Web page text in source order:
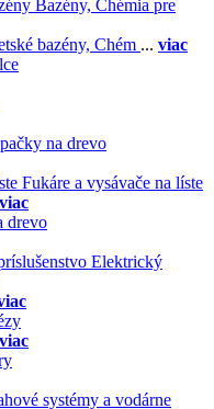
Bazény, Chémia pre
bazény, Chém ... viac
na drevo
Fukáre a vysávače na líste
viac
drevo
Elektrický
viac